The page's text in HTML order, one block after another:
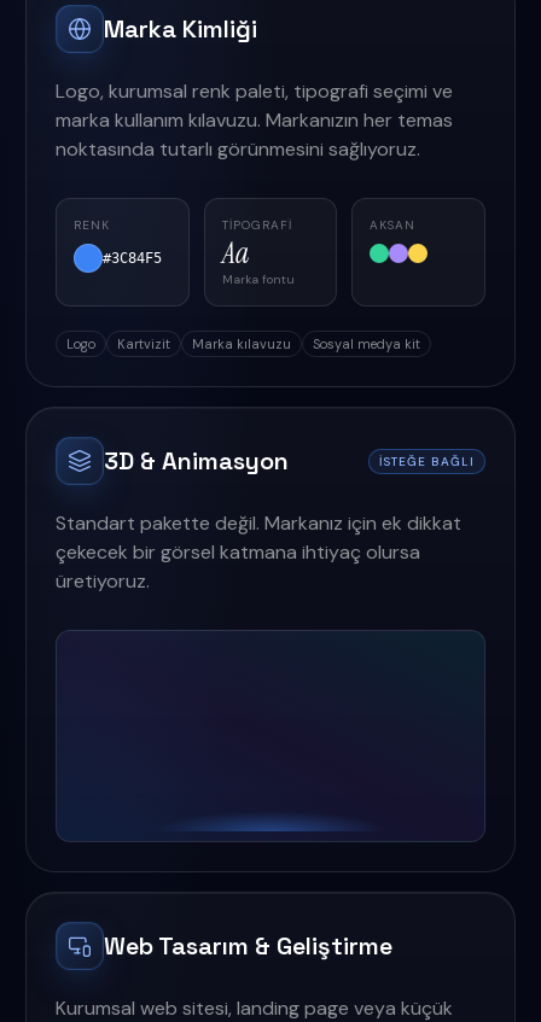
Marka Kimliği
Logo, kurumsal renk paleti, tipografi seçimi ve
marka kullanım kılavuzu. Markanızın her temas
noktasında tutarlı görünmesini sağlıyoruz.
RENK
#3C84F5
TIPOGRAFI
Aa
Marka fontu
AKSAN
Logo Kartvizit Marka kılavuzu Sosyal medya kit
3D & Animasyon İSTEĞE BAĞLI
Standart pakette değil. Markanız için ek dikkat
çekecek bir görsel katmana ihtiyaç olursa
üretiyoruz.
Web Tasarım & Geliştirme
Kurumsal web sitesi, landing page veya küçük